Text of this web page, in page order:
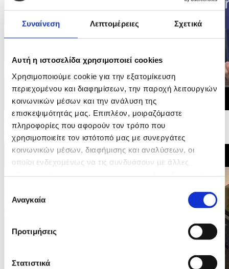
Συναίνεση Λεπτομέρειες Σχετικά
Αυτή η ιστοσελίδα χρησιμοποιεί cookies
Χρησιμοποιούμε cookie για την εξατομίκευση
περιεχομένου και διαφημίσεων, την παροχή λειτουργιών
κοινωνικών μέσων και την ανάλυση της
επισκεψιμότητάς μας. Επιπλέον, μοιραζόμαστε
πληροφορίες που αφορούν τον τρόπο που
χρησιμοποιείτε τον ιστότοπό μας με συνεργάτες
κοινωνικών μέσων, διαφήμισης και αναλύσεων, οι
οποίοι ενδεχομένως να τις συνδυάσουν με άλλες
των υπηρεσιών τους.
συγκατάθεσης
Αναγκαία
Προτιμήσεις
Στατιστικά
16/06/2026 09:01
Ψηφοφορία στην Επιτροπή Ευρωκοινοβουλίου και
υπογραφή συμφωνίας δικαιώματων επιβατών...